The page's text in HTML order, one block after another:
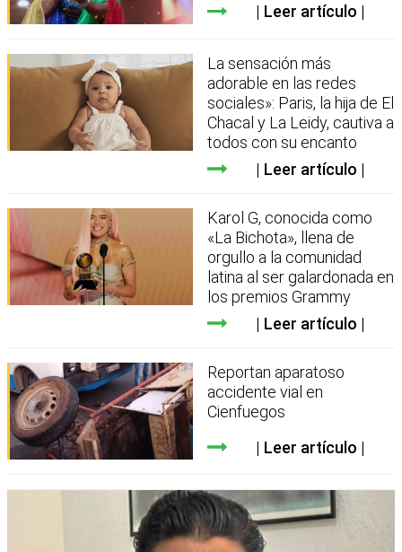
Leer artículo
La sensación más
adorable en las redes
sociales»: Paris, la hija de El
Chacal y La Leidy, cautiva a
todos con su encanto
Leer artículo
Karol G, conocida como
«La Bichota», llena de
orgullo a la comunidad
latina al ser galardonada en
los premios Grammy
Leer artículo
Reportan aparatoso
accidente vial en
Cienfuegos
Leer artículo